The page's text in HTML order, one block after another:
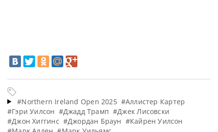
#Northern Ireland Open 2025 #Аллистер Картер
#Гэри Уилсон #Джадд Трамп #Джек Лисовски
#Джон Хиггинс #Джордан Браун #Кайрен Уилсон